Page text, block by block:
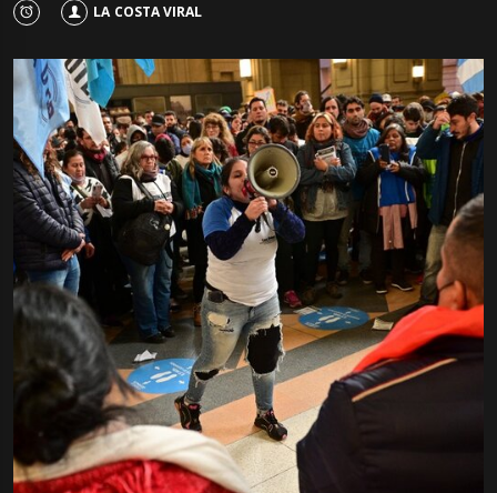
LA COSTA VIRAL